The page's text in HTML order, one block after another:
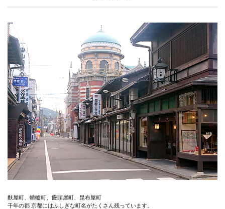
麩屋町、轆轤町、饅頭屋町、昆布屋町
千年の都 京都にはふしぎな町名がたくさん残っています。